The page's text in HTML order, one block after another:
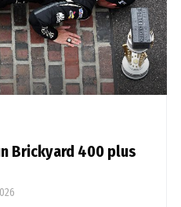
Brickyard 400 plus